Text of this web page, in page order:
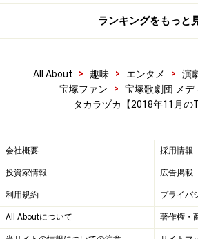
ルミエール 雪組『ファントム』」
への招待『カルーセル輪舞曲』」
25日(日)【OG】天海祐希 WOWOW
25日(日)【OG】紺野まひる EX
一 ～マインド～」
25日(日)【雪組】望海風斗 他
ランキングをもっと
All About > 趣味 > エンタメ > 演
宝塚ファン
> 宝塚歌劇団 メデ
タカラヅカ【2018年11月の
会社概要 採用情報
投資家情報 広告掲載
利用規約 プライバ
All Aboutについて 著作権・